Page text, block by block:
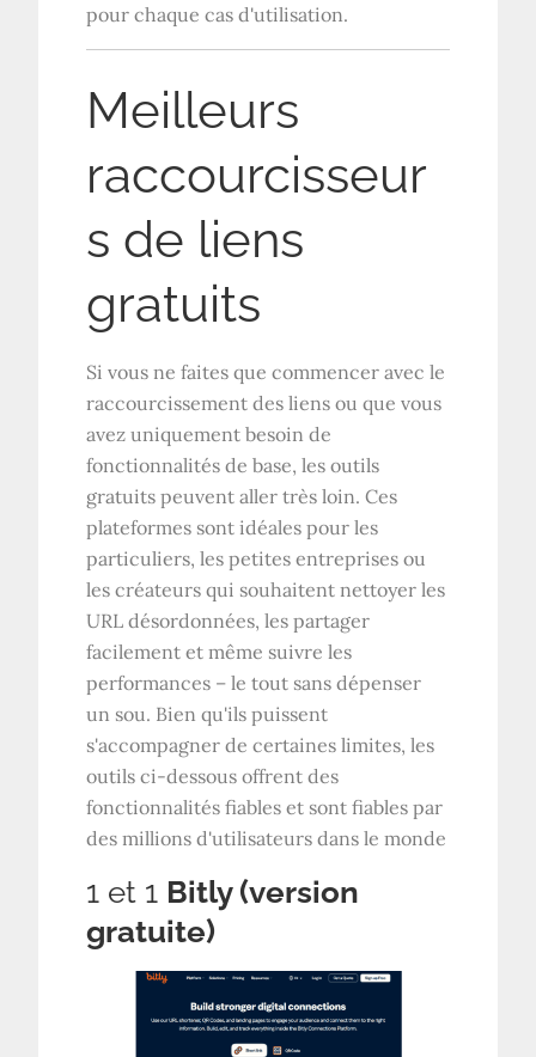
pour chaque cas d'utilisation.
Meilleurs
raccourcisseur
s de liens
gratuits
Si vous ne faites que commencer avec le
raccourcissement des liens ou que vous
avez uniquement besoin de
fonctionnalités de base, les outils
gratuits peuvent aller très loin. Ces
plateformes sont idéales pour les
particuliers, les petites entreprises ou
les créateurs qui souhaitent nettoyer les
URL désordonnées, les partager
facilement et même suivre les
performances – le tout sans dépenser
un sou. Bien qu'ils puissent
s'accompagner de certaines limites, les
outils ci-dessous offrent des
fonctionnalités fiables et sont fiables par
des millions d'utilisateurs dans le monde
1 et 1 Bitly (version
gratuite)